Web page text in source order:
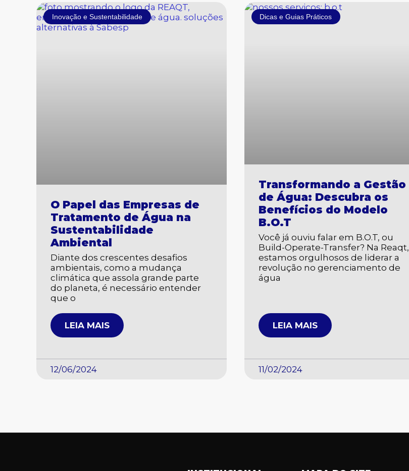
Inovação e Sustentabilidade
O Papel das Empresas de
Tratamento de Água na
Sustentabilidade
Ambiental
Diante dos crescentes desafios
ambientais, como a mudança
climática que assola grande parte
do planeta, é necessário entender
que o
LEIA MAIS
12/06/2024
Dicas e Guias Práticos
Transformando a Gestão
de Água: Descubra os
Benefícios do Modelo
B.O.T
Você já ouviu falar em B.O.T, ou
Build-Operate-Transfer? Na Reaqt,
estamos orgulhosos de liderar a
revolução no gerenciamento de
água
LEIA MAIS
11/02/2024